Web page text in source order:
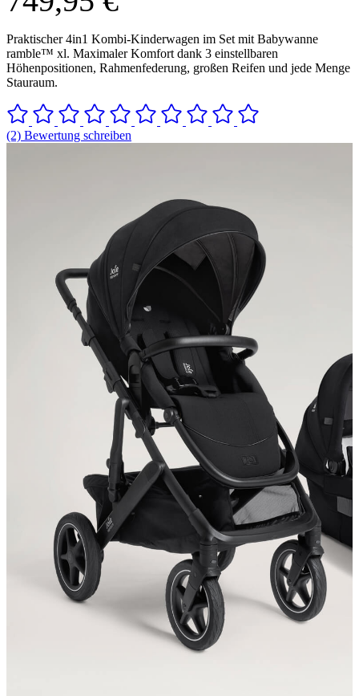
Praktischer 4in1 Kombi-Kinderwagen im Set mit Babywanne
ramble™ xl. Maximaler Komfort dank 3 einstellbaren
Höhenpositionen, Rahmenfederung, großen Reifen und jede Menge
Stauraum.
(2) Bewertung schreiben